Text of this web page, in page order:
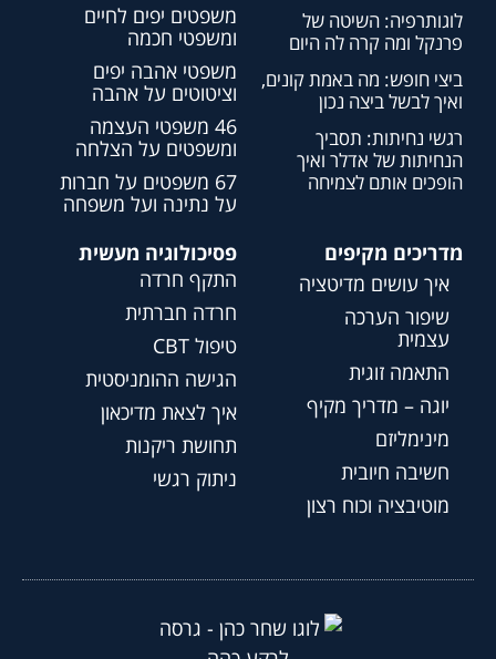
לוגותרפיה: השיטה של
פרנקל ומה קרה לה היום
ביצי חופש: מה באמת קונים,
ואיך לבשל ביצה נכון
רגשי נחיתות: תסביך
הנחיתות של אדלר ואיך
הופכים אותם לצמיחה
משפטים יפים לחיים
ומשפטי חכמה
משפטי אהבה יפים
וציטוטים על אהבה
46 משפטי העצמה
ומשפטים על הצלחה
67 משפטים על חברות
על נתינה ועל משפחה
מדריכים מקיפים
איך עושים מדיטציה
שיפור הערכה
עצמית
התאמה זוגית
יוגה – מדריך מקיף
מינימליזם
חשיבה חיובית
מוטיבציה וכוח רצון
פסיכולוגיה מעשית
התקף חרדה
חרדה חברתית
טיפול CBT
הגישה ההומניסטית
איך לצאת מדיכאון
תחושת ריקנות
ניתוק רגשי